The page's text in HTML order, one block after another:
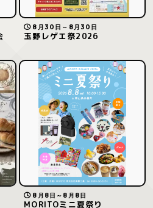
8月30日～8月30日
玉野レゲエ祭2026
8月8日～8月8日
MORITOミニ夏祭り